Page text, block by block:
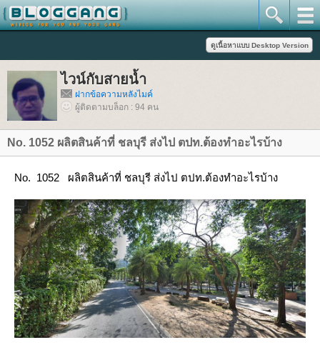
ไวน์กับสายน้ำ
ฝากข้อความหลังไมค์
ผู้ติดตามบล็อก : 94 คน
No. 1052 ผลิตสินค้าที่ ชลบุรี ส่งไป ตปท.ต้องทำอะไรบ้าง
No. 1052 ผลิตสินค้าที่ ชลบุรี ส่งไป ตปท.ต้องทำอะไรบ้าง